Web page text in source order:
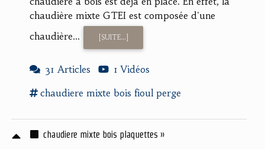
chaudière mixte GTEI est composée d'une
chaudière...
[SUITE...]
31 Articles
1 Vidéos
chaudiere mixte bois fioul perge
chaudiere mixte bois plaquettes »